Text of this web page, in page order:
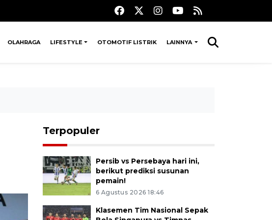
OLAHRAGA LIFESTYLE OTOMOTIF LISTRIK LAINNYA
Terpopuler
Persib vs Persebaya hari ini,
berikut prediksi susunan
pemain!
6 Agustus 2026 18:46
Klasemen Tim Nasional Sepak